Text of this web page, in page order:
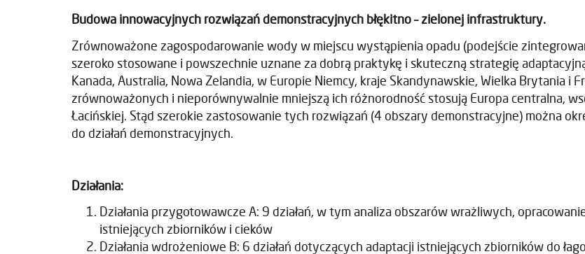
Budowa innowacyjnych rozwiązań demonstracyjnych błękitno – zielonej infrastruktury.
Zrównoważone zagospodarowanie wody w miejscu wystąpienia opadu (podejście
szeroko stosowane i powszechnie uznane za dobrą praktykę i skuteczną strategię
Kanada, Australia, Nowa Zelandia, w Europie Niemcy, kraje Skandynawskie, Wielka Brytania i
zrównoważonych i nieporównywalnie mniejszą ich różnorodność stosują Europa centralna,
Łacińskiej. Stąd szerokie zastosowanie tych rozwiązań (4 obszary demonstracyjne) można
do działań demonstracyjnych.
Działania:
Działania przygotowawcze A: 9 działań, w tym analiza obszarów wrażliwych,
istniejących zbiorników i cieków
Działania wdrożeniowe B: 6 działań dotyczących adaptacji istniejących zbiorników do